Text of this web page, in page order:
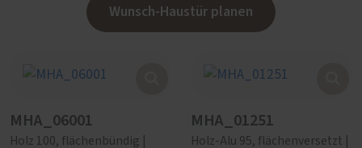
Wunsch-Haustür planen
MHA_06001
Holz 100, flächenbündig |
MHA_01251
Holz-Alu 95, flächenversetzt |